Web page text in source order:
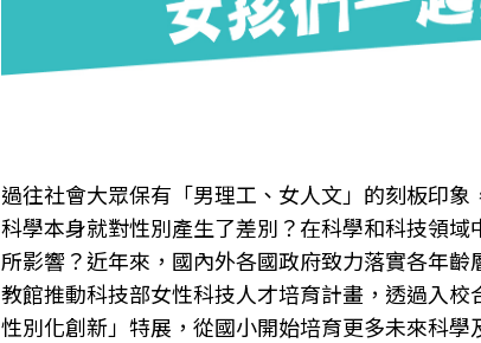
過往社會大眾保有「男理工、女人文」的刻板印
科學本身就對性別產生了差別？在科學和科技領
所影響？近年來，國內外各國政府致力落實各年
教館推動科技部女性科技人才培育計畫，透過入
性別化創新」特展，從國小開始培育更多未來科